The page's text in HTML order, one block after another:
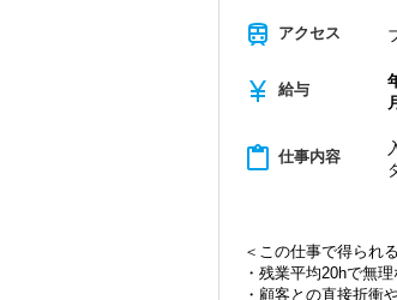
A. 上司や先輩に相談
・税務経験を活かし
・キャリアアップ志
・顧客対応や提案業
・資産税など専門性
・事前に気軽な面談
・仕事内容やキャリ
train アクセス
currency_yen 給与
content_paste 仕事内容
＜この仕事で得られ
・残業平均20hで無
・顧客との直接折衝